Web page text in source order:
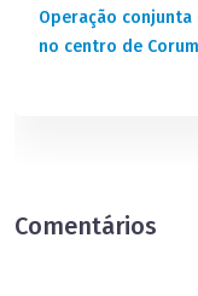
Operação conjunta
no centro de
Comentários